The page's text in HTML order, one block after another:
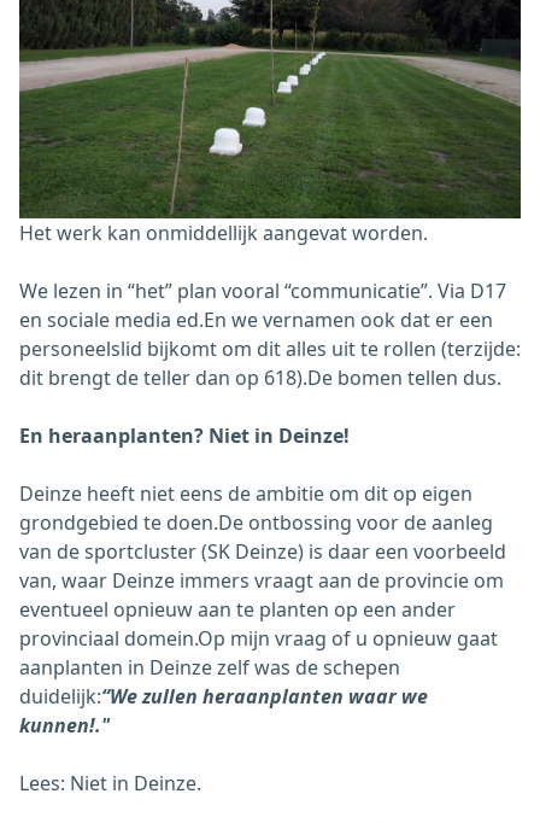
Het werk kan onmiddellijk aangevat worden.
We lezen in “het” plan vooral “communicatie”. Via D17
en sociale media ed.En we vernamen ook dat er een
personeelslid bijkomt om dit alles uit te rollen (terzijde:
dit brengt de teller dan op 618).De bomen tellen dus.
En heraanplanten? Niet in Deinze!
Deinze heeft niet eens de ambitie om dit op eigen
grondgebied te doen.De ontbossing voor de aanleg
van de sportcluster (SK Deinze) is daar een voorbeeld
van, waar Deinze immers vraagt aan de provincie om
eventueel opnieuw aan te planten op een ander
provinciaal domein.Op mijn vraag of u opnieuw gaat
aanplanten in Deinze zelf was de schepen
duidelijk:“We zullen heraanplanten waar we
kunnen!."
Lees: Niet in Deinze.